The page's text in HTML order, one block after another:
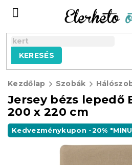
tartalomhoz
KERESÉS
Kezdőlap Szobák
Jersey bézs lepedő
200 x 220 cm
Kedvezménykupon -20%